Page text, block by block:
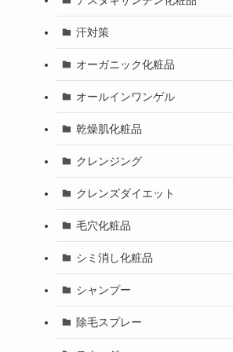
汗対策
オーガニック化粧品
オールインワンゲル
乾燥肌化粧品
クレンジング
クレンズダイエット
毛穴化粧品
シミ消し化粧品
シャンプー
除毛スプレー